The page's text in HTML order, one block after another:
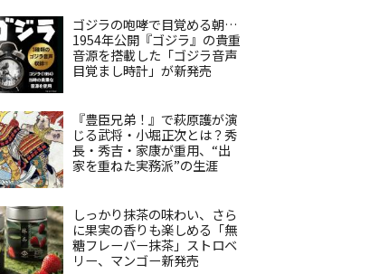
ゴジラの咆哮で目覚める朝…
1954年公開『ゴジラ』の貴重
音源を搭載した「ゴジラ音声
目覚まし時計」が新発売
『豊臣兄弟！』で萩原護が演
じる武将・小堀正次とは？秀
長・秀吉・家康が重用、“出
家を重ねた実務派”の生涯
しっかり抹茶の味わい、さら
に果実の香りも楽しめる「無
糖フレーバー抹茶」ストロベ
リー、マンゴー新発売